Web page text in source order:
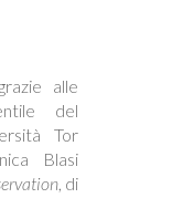
alle
del
Tor
Blasi
, di